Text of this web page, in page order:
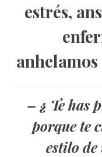
estrés,
– ¿ Te has
porque te
estilo